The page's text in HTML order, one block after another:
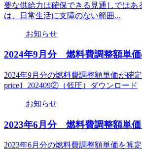
要な供給力は確保できる見通しでは
は、日常生活に支障のない範囲...
お知らせ
2024年9月分 燃料費調整額単
2024年9月分の燃料費調整額単価が確
price1_202409②（低圧）ダウンロード
お知らせ
2023年6月分 燃料費調整額単
2023年6月分の燃料費調整額単価を算